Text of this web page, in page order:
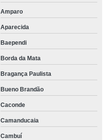
Amparo
Aparecida
Baependi
Borda da Mata
Bragança Paulista
Bueno Brandão
Caconde
Camanducaia
Cambuí